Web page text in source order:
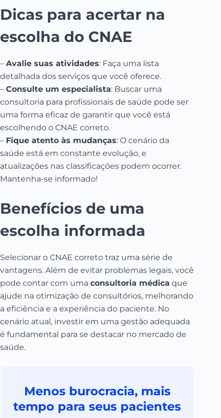
Dicas para acertar na
escolha do CNAE
– Avalie suas atividades: Faça uma lista
detalhada dos serviços que você oferece.
– Consulte um especialista: Buscar uma
consultoria para profissionais de saúde pode ser
uma forma eficaz de garantir que você está
escolhendo o CNAE correto.
– Fique atento às mudanças: O cenário da
saúde está em constante evolução, e
atualizações nas classificações podem ocorrer.
Mantenha-se informado!
Benefícios de uma
escolha informada
Selecionar o CNAE correto traz uma série de
vantagens. Além de evitar problemas legais, você
pode contar com uma consultoria médica que
ajude na otimização de consultórios, melhorando
a eficiência e a experiência do paciente. No
cenário atual, investir em uma gestão adequada
é fundamental para se destacar no mercado de
saúde.
Menos burocracia, mais
tempo para seus pacientes